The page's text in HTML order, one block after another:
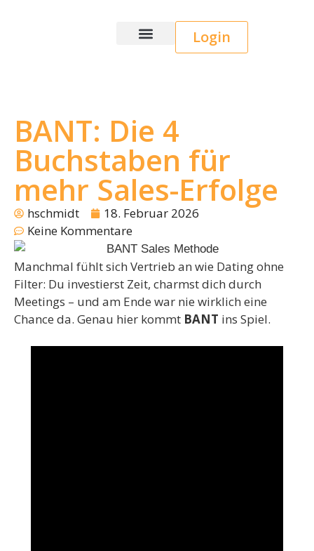
Login
BANT: Die 4
Buchstaben für
mehr Sales-Erfolge
hschmidt
18. Februar 2026
Keine Kommentare
Manchmal fühlt sich Vertrieb an wie Dating ohne
Filter: Du investierst Zeit, charmst dich durch
Meetings – und am Ende war nie wirklich eine
Chance da. Genau hier kommt BANT ins Spiel.